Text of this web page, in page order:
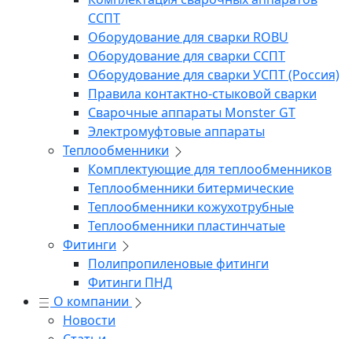
ССПТ
Оборудование для сварки ROBU
Оборудование для сварки ССПТ
Оборудование для сварки УСПТ (Россия)
Правила контактно-стыковой сварки
Сварочные аппараты Monster GT
Электромуфтовые аппараты
Теплообменники
Комплектующие для теплообменников
Теплообменники битермические
Теплообменники кожухотрубные
Теплообменники пластинчатые
Фитинги
Полипропиленовые фитинги
Фитинги ПНД
О компании
Новости